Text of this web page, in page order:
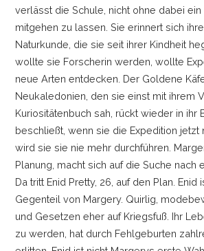
verlässt die Schule, nicht ohne dabei ein
mitgehen zu lassen. Sie erinnert sich
Naturkunde, die sie seit ihrer Kindheit
wollte sie Forscherin werden, wollte
neue Arten entdecken. Der Goldene
Neukaledonien, den sie einst mit ihrem
Kuriositätenbuch sah, rückt wieder in ihr
beschließt, wenn sie die Expedition jetzt
wird sie sie nie mehr durchführen.
Planung, macht sich auf die Suche nach
Da tritt Enid Pretty, 26, auf den Plan. Enid
Gegenteil von Margery. Quirlig,
und Gesetzen eher auf Kriegsfuß. Ihr
zu werden, hat durch Fehlgeburten